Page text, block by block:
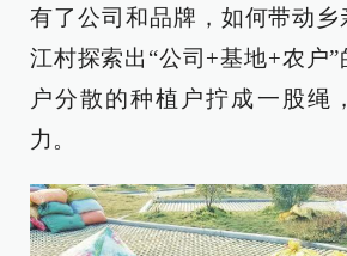
有了公司和品牌，如何带动乡
江村探索出“公司+基地+农户
户分散的种植户拧成一股绳
力。